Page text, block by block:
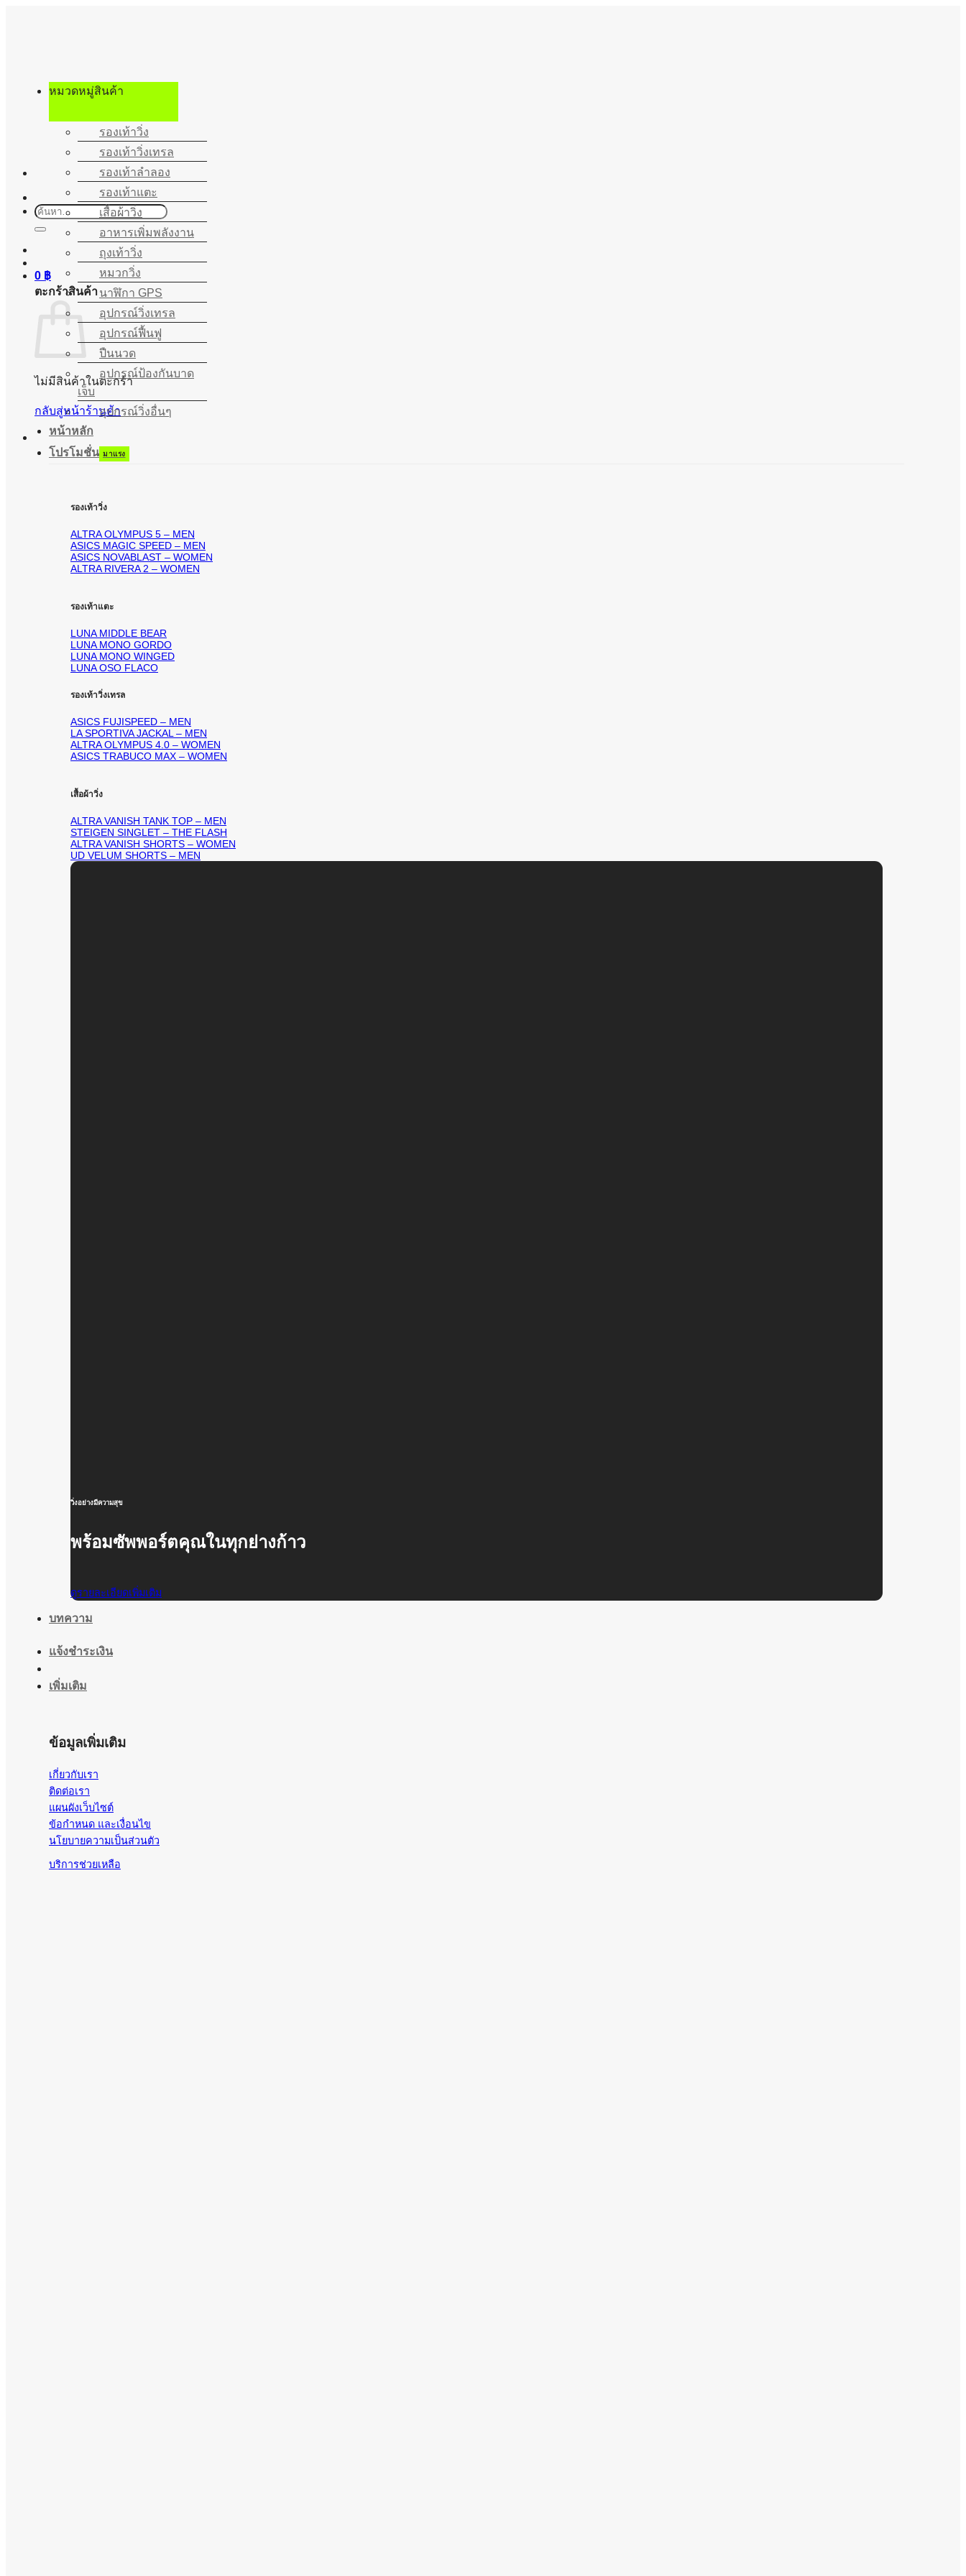
ค้นหา:
0 ฿
ตะกร้าสินค้า
ไม่มีสินค้าในตะกร้า
กลับสู่หน้าร้านค้า
หมวดหมู่สินค้า
รองเท้าวิ่ง
รองเท้าวิ่งเทรล
รองเท้าลำลอง
รองเท้าแตะ
เสื้อผ้าวิ่ง
อาหารเพิ่มพลังงาน
ถุงเท้าวิ่ง
หมวกวิ่ง
นาฬิกา GPS
อุปกรณ์วิ่งเทรล
อุปกรณ์ฟื้นฟู
ปืนนวด
อุปกรณ์ป้องกันบาด
เจ็บ
อุปกรณ์วิ่งอื่นๆ
หน้าหลัก
โปรโมชั่น
รองเท้าวิ่ง
ALTRA OLYMPUS 5 – MEN
ASICS MAGIC SPEED – MEN
ASICS NOVABLAST – WOMEN
ALTRA RIVERA 2 – WOMEN
รองเท้าแตะ
LUNA MIDDLE BEAR
LUNA MONO GORDO
LUNA MONO WINGED
LUNA OSO FLACO
รองเท้าวิ่งเทรล
ASICS FUJISPEED – MEN
LA SPORTIVA JACKAL – MEN
ALTRA OLYMPUS 4.0 – WOMEN
ASICS TRABUCO MAX – WOMEN
เสื้อผ้าวิ่ง
ALTRA VANISH TANK TOP – MEN
STEIGEN SINGLET – THE FLASH
ALTRA VANISH SHORTS – WOMEN
UD VELUM SHORTS – MEN
วิ่งอย่างมีความสุข
พร้อมซัพพอร์ตคุณในทุกย่างก้าว
ดูรายละเอียดเพิ่มเติม
บทความ
แจ้งชำระเงิน
เพิ่มเติม
ข้อมูลเพิ่มเติม
เกี่ยวกับเรา
ติดต่อเรา
แผนผังเว็บไซต์
ข้อกำหนด และเงื่อนไข
นโยบายความเป็นส่วนตัว
บริการช่วยเหลือ